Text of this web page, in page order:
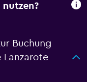
Buchung
Lanzarote